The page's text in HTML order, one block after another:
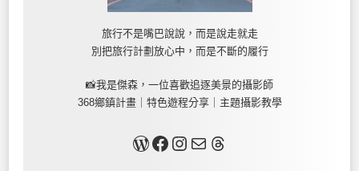
旅行不是嘴巴說說，而是說走就走
別把旅行計劃放心中，而是不斷的履行
📸我是傑森，一位喜歡追逐美景的攝影師
368鄉鎮計畫｜特色遊程分享｜主題攝影教學
關於我Facebook InstagramMail Threads